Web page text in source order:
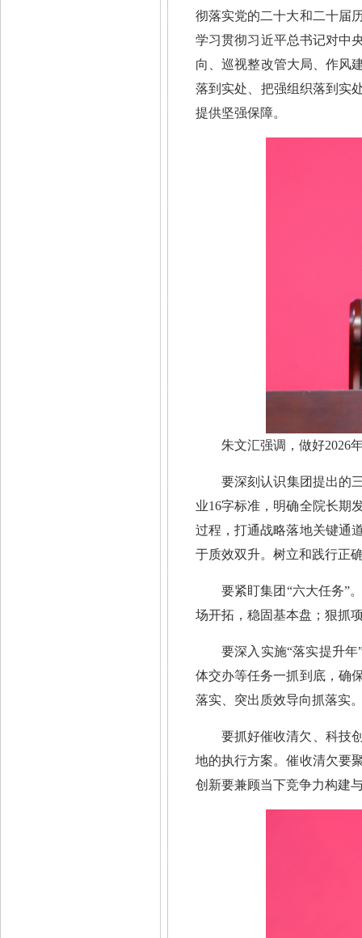
彻落实党的二十大和二十届
学习贯彻习近平总书记对中
向、巡视整改管大局、作风
落到实处、把强组织落到实
提供坚强保障。
朱文汇强调，做好2026
要深刻认识集团提出的
业16字标准，明确全院长期
过程，打通战略落地关键通
于质效双升。树立和践行正
要紧盯集团“六大任务”
场开拓，稳固基本盘；狠抓
要深入实施“落实提升
体交办等任务一抓到底，确
落实、突出质效导向抓落实
要抓好催收清欠、科技
地的执行方案。催收清欠要
创新要兼顾当下竞争力构建